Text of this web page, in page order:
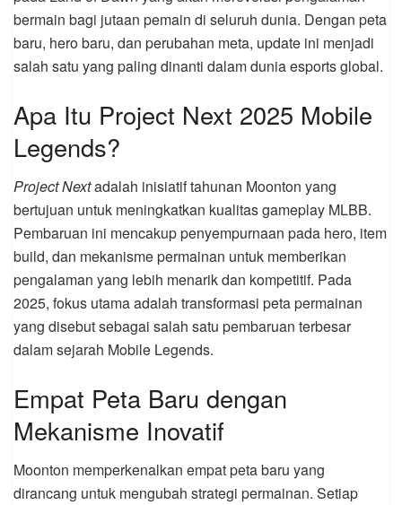
bermain bagi jutaan pemain di seluruh dunia. Dengan peta
baru, hero baru, dan perubahan meta, update ini menjadi
salah satu yang paling dinanti dalam dunia esports global.
Apa Itu Project Next 2025 Mobile
Legends?
Project Nextadalah inisiatif tahunan Moonton yang
bertujuan untuk meningkatkan kualitas gameplay MLBB.
Pembaruan ini mencakup penyempurnaan pada hero, item
build, dan mekanisme permainan untuk memberikan
pengalaman yang lebih menarik dan kompetitif. Pada
2025, fokus utama adalah transformasi peta permainan
yang disebut sebagai salah satu pembaruan terbesar
dalam sejarah Mobile Legends.
Empat Peta Baru dengan
Mekanisme Inovatif
Moonton memperkenalkan empat peta baru yang
dirancang untuk mengubah strategi permainan. Setiap